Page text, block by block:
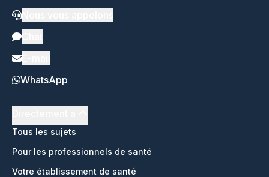
WhatsApp
Tous les sujets
Pour les professionnels de santé
Votre établissement de santé